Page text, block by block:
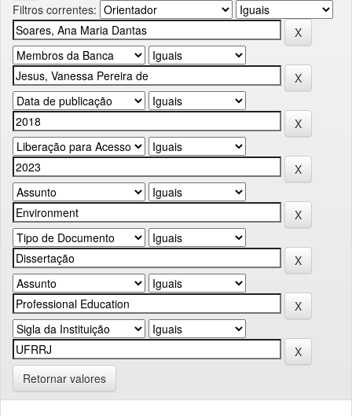
Filtros correntes:
Retornar valores